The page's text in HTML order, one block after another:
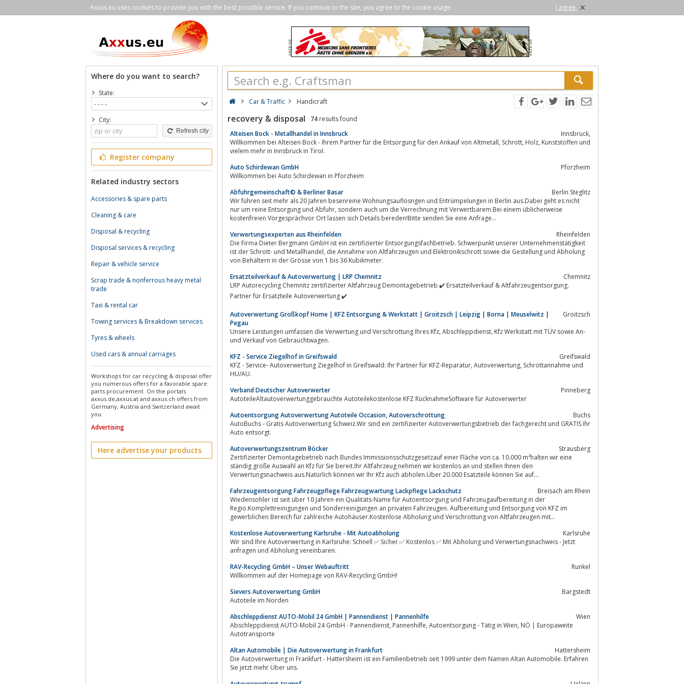
Axxus.eu uses cookies to provide you with the best possible service. If you continue to the site, you agree to the cookie usage. I agree. ×
Where do you want to search?
State:
City:
Refresh city
Register company
Related industry sectors
Accessories & spare parts
Cleaning & care
Disposal & recycling
Disposal services & recycling
Repair & vehicle service
Scrap trade & nonferrous heavy metal
trade
Taxi & rental car
Towing services & Breakdown services
Tyres & wheels
Used cars & annual carriages
Workshops for car recycling & disposal offer
you numerous offers for a favorable spare
parts procurement. On the portals
axxus.de,axxus.at and axxus.ch offers from
Germany, Austria and Switzerland await
you.
Advertising
Here advertise your products
Car & Traffic Handicraft
recovery & disposal 74 results found
Alteisen Bock - Metallhandel in Innsbruck
Innsbruck,
Willkommen bei Alteisen Bock - Ihrem Partner für die Entsorgung für den Ankauf von Altmetall, Schrott, Holz, Kunststoffen und
vielem mehr in Innsbruck in Tirol.
Auto Schirdewan GmbH
Pforzheim
Willkommen bei Auto Schirdewan in Pforzheim
Abfuhrgemeinschaft© & Berliner Basar
Berlin Steglitz
Wir führen seit mehr als 20 Jahren besenreine Wohnungsauflösngen und Entrümpelungen in Berlin aus.Dabei geht es nicht
nur um reine Entsorgung und Abfuhr, sondern auch um die Verrechnung mit Verwertbarem.Bei einem üblicherweise
kostenfreien Vorgesprächvor Ort lassen sich Details bereden!Bitte senden Sie eine Anfrage...
Verwertungsexperten aus Rheinfelden
Rheinfelden
Die Firma Dieter Bergmann GmbH ist ein zertifizierter Entsorgungsfachbetrieb. Schwerpunkt unserer Unternehmenstätigkeit
ist der Schrott- und Metallhandel, die Annahme von Altfahrzeugen und Elektronikschrott sowie die Gestellung und Abholung
von Behältern in der Grösse von 1 bis 36 Kubikmeter.
Ersatzteilverkauf & Autoverwertung | LRP Chemnitz
Chemnitz
LRP Autorecycling Chemnitz zertifizierter Altfahrzeug Demontagebetrieb ✔️ Ersatzteilverkauf & Altfahrzeugentsorgung.
Partner für Ersatzteile Autoverwertung ✔️
Autoverwertung Großkopf Home | KFZ Entsorgung & Werkstatt | Groitzsch | Leipzig | Borna | Meuselwitz |
Pegau
Groitzsch
Unsere Leistungen umfassen die Verwertung und Verschrottung Ihres Kfz, Abschleppdienst, Kfz Werkstatt mit TÜV sowie An-
und Verkauf von Gebrauchtwagen.
KFZ - Service Ziegelhof in Greifswald
Greifswald
KFZ - Service- Autoverwertung Ziegelhof in Greifswald: Ihr Partner für KFZ-Reparatur, Autoverwertung, Schrottannahme und
HU/AU.
Verband Deutscher Autoverwerter
Pinneberg
AutoteileAltautoverwertunggebrauchte Autoteilekostenlose KFZ RücknahmeSoftware für Autoverwerter
Autoentsorgung Autoverwertung Autoteile Occasion, Autoverschrottung
Buchs
AutoBuchs - Gratis Autoverwertung Schweiz.Wir sind ein zertifizierter Autoverwertungsbetrieb der fachgerecht und GRATIS Ihr
Auto entsorgt.
Autoverwertungszentrum Böcker
Strausberg
Zertifizierter Demontagebetrieb nach Bundes Immissionsschutzgesetzauf einer Fläche von ca. 10.000 m²halten wir eine
ständig große Auswahl an Kfz für Sie bereit.Ihr Altfahrzeug nehmen wir kostenlos an und stellen Ihnen den
Verwertungsnachweis aus.Natürlich können wir Ihr Kfz auch abholen.Über 20.000 Esatzteile können Sie auf...
Fahrzeugentsorgung Fahrzeugpflege Fahrzeugwartung Lackpflege Lackschutz
Breisach am Rhein
Wiedensohler ist seit über 10 Jahren ein Qualitäts-Name für Autoentsorgung und Fahrzeugaufbereitung in der
Regio.Komplettreinigungen und Sonderreinigungen an privaten Fahrzeugen. Aufbereitung und Entsorgung von KFZ im
gewerblichen Bereich für zahlreiche Autohäuser.Kostenlose Abholung und Verschrottung von Altfahrzeugen mit...
Kostenlose Autoverwertung Karlsruhe - Mit Autoabholung
Karlsruhe
Wir sind Ihre Autoverwertung in Karlsruhe: Schnell ✅ Sicher ✅ Kostenlos ✅ Mit Abholung und Verwertungsnachweis - Jetzt
anfragen und Abholung vereinbaren.
RAV-Recycling GmbH – Unser Webauftritt
Runkel
Willkommen auf der Homepage von RAV-Recycling GmbH!
Sievers Autoverwertung GmbH
Bargstedt
Autoteile im Norden
Abschleppdienst AUTO-Mobil 24 GmbH | Pannendienst | Pannenhilfe
Wien
Abschleppdienst AUTO-Mobil 24 GmbH - Pannendienst, Pannenhilfe, Autoentsorgung - Tätig in Wien, NÖ | Europaweite
Autotransporte
Altan Automobile | Die Autoverwertung in Frankfurt
Hattersheim
Die Autoverwertung in Frankfurt - Hattersheim ist ein Familienbetrieb seit 1999 unter dem Namen Altan Automobile. Erfahren
Sie jetzt mehr Über uns.